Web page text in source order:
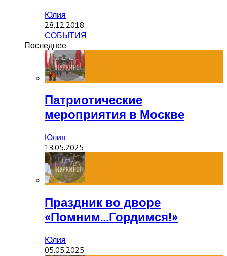
Юлия
28.12.2018
СОБЫТИЯ
Последнее
Патриотические
мероприятия в Москве
Юлия
13.05.2025
Праздник во дворе
«Помним…Гордимся!»
Юлия
05.05.2025